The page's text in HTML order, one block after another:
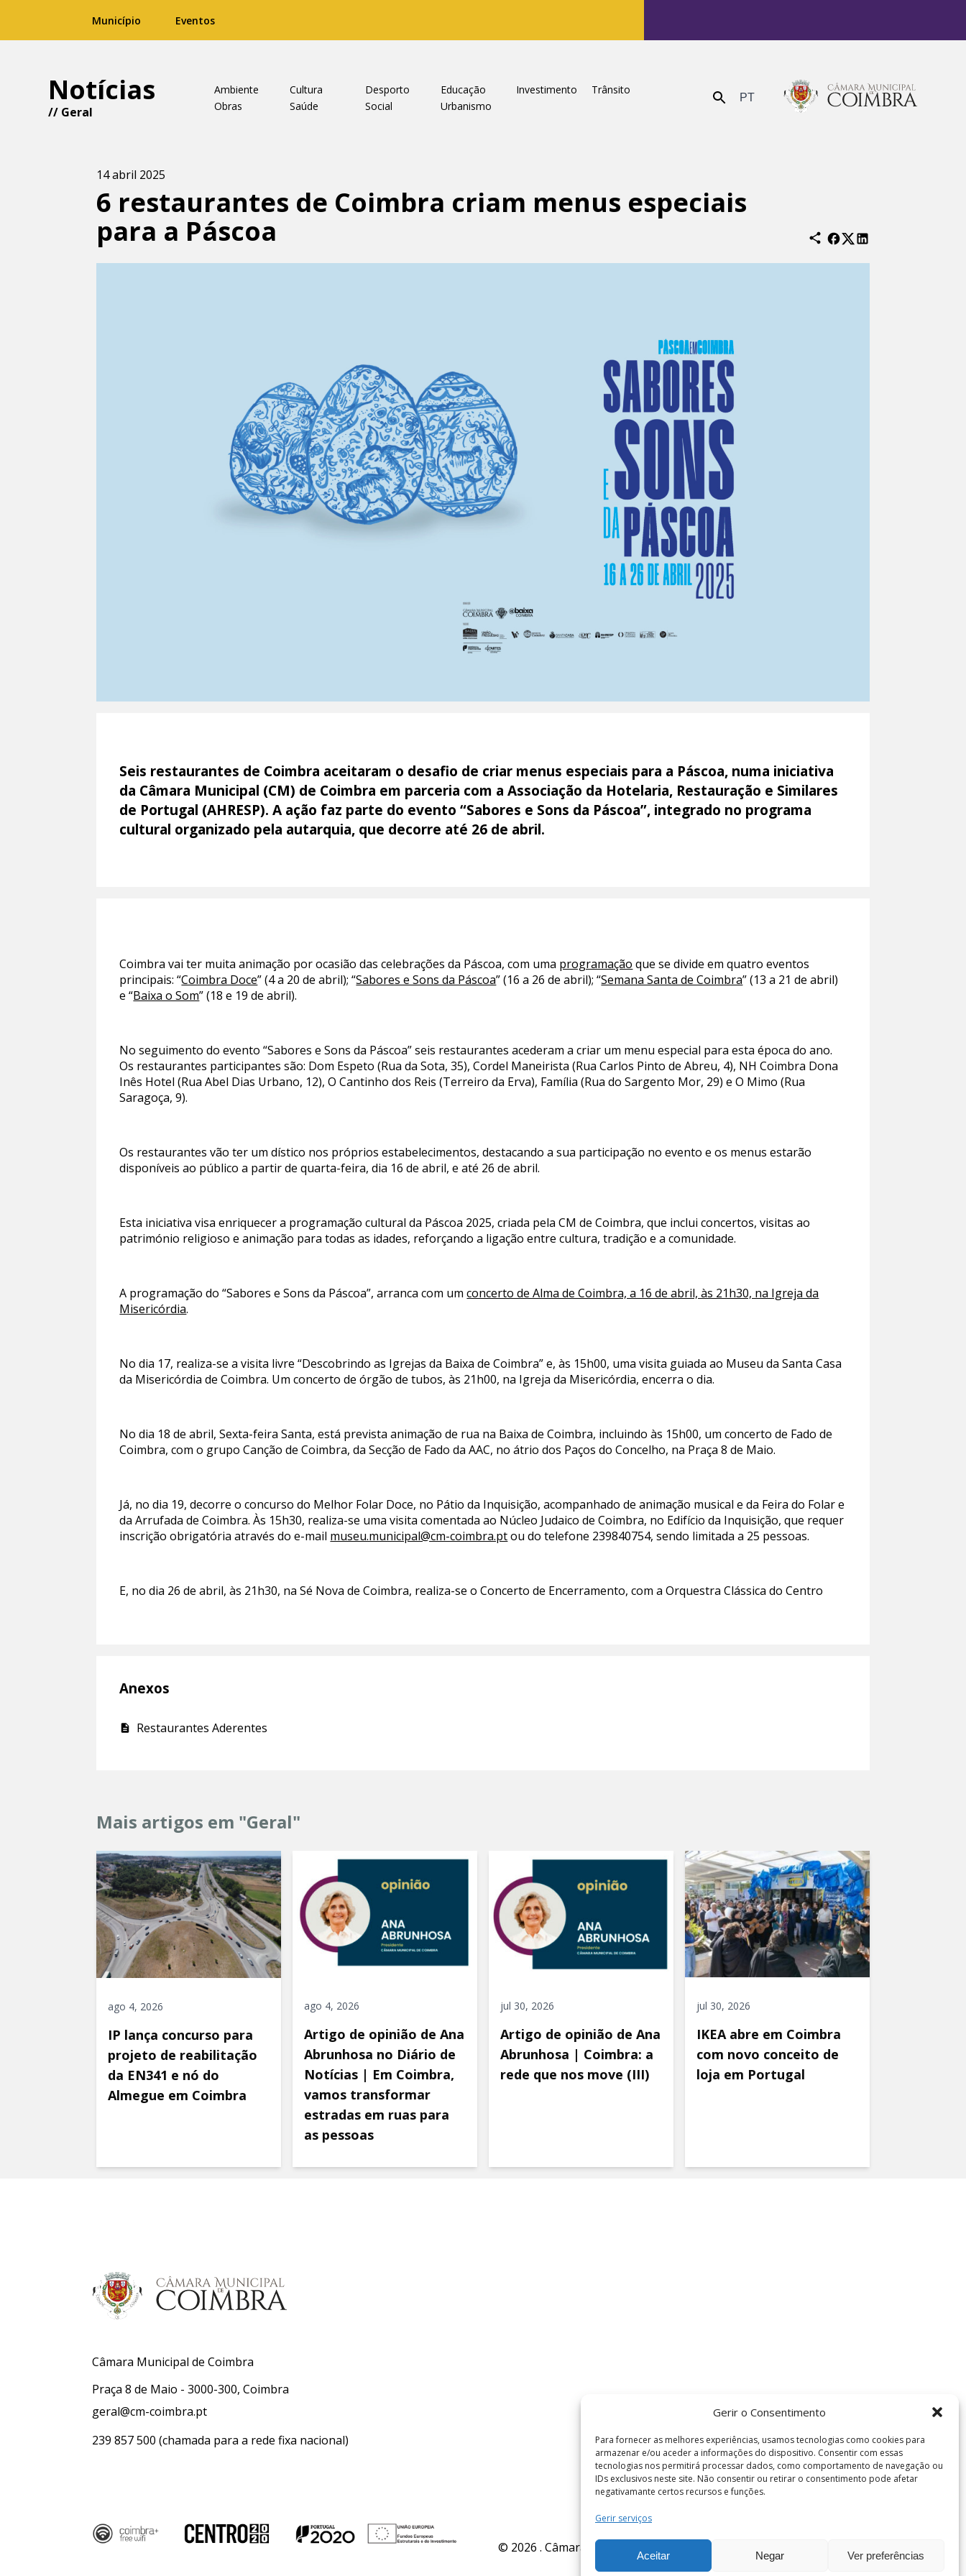
Gerir o Consentimento
Para fornecer as melhores experiências, usamos tecnologias como cookies para
armazenar e/ou aceder a informações do dispositivo. Consentir com essas
tecnologias nos permitirá processar dados, como comportamento de navegação ou
IDs exclusivos neste site. Não consentir ou retirar o consentimento pode afetar
negativamante certos recursos e funções.
Gerir serviços
Aceitar Negar Ver preferências
Município Eventos
Notícias
// Geral
Ambiente Cultura Desporto Educação Investimento
Trânsito
Obras
Saúde Social Urbanismo Enviar PT
14 abril 2025
6 restaurantes de Coimbra criam menus especiais
para a Páscoa
Seis restaurantes de Coimbra aceitaram o desafio de criar menus especiais para a Páscoa, numa iniciativa
da Câmara Municipal (CM) de Coimbra em parceria com a Associação da Hotelaria, Restauração e Similares
de Portugal (AHRESP). A ação faz parte do evento “Sabores e Sons da Páscoa”, integrado no programa
cultural organizado pela autarquia, que decorre até 26 de abril.
Coimbra vai ter muita animação por ocasião das celebrações da Páscoa, com uma programação que se divide em quatro eventos
principais: “Coimbra Doce” (4 a 20 de abril); “Sabores e Sons da Páscoa” (16 a 26 de abril); “Semana Santa de Coimbra” (13 a 21 de abril)
e “Baixa o Som” (18 e 19 de abril).
No seguimento do evento “Sabores e Sons da Páscoa” seis restaurantes acederam a criar um menu especial para esta época do ano.
Os restaurantes participantes são: Dom Espeto (Rua da Sota, 35), Cordel Maneirista (Rua Carlos Pinto de Abreu, 4), NH Coimbra Dona
Inês Hotel (Rua Abel Dias Urbano, 12), O Cantinho dos Reis (Terreiro da Erva), Família (Rua do Sargento Mor, 29) e O Mimo (Rua
Saragoça, 9).
Os restaurantes vão ter um dístico nos próprios estabelecimentos, destacando a sua participação no evento e os menus estarão
disponíveis ao público a partir de quarta-feira, dia 16 de abril, e até 26 de abril.
Esta iniciativa visa enriquecer a programação cultural da Páscoa 2025, criada pela CM de Coimbra, que inclui concertos, visitas ao
património religioso e animação para todas as idades, reforçando a ligação entre cultura, tradição e a comunidade.
A programação do “Sabores e Sons da Páscoa”, arranca com umconcerto de Alma de Coimbra, a 16 de abril, às 21h30, na Igreja da
Misericórdia.
No dia 17, realiza-se a visita livre “Descobrindo as Igrejas da Baixa de Coimbra” e, às 15h00, uma visita guiada ao Museu da Santa Casa
da Misericórdia de Coimbra. Um concerto de órgão de tubos, às 21h00, na Igreja da Misericórdia, encerra o dia.
No dia 18 de abril, Sexta-feira Santa, está prevista animação de rua na Baixa de Coimbra, incluindo às 15h00, um concerto de Fado de
Coimbra, com o grupo Canção de Coimbra, da Secção de Fado da AAC, no átrio dos Paços do Concelho, na Praça 8 de Maio.
Já, no dia 19, decorre o concurso do Melhor Folar Doce, no Pátio da Inquisição, acompanhado de animação musical e da Feira do Folar e
da Arrufada de Coimbra. Às 15h30, realiza-se uma visita comentada ao Núcleo Judaico de Coimbra, no Edifício da Inquisição, que requer
inscrição obrigatória através do e-mail museu.municipal@cm-coimbra.ptou do telefone 239840754, sendo limitada a 25 pessoas.
E, no dia 26 de abril, às 21h30, na Sé Nova de Coimbra, realiza-se o Concerto de Encerramento, com a Orquestra Clássica do Centro
Anexos
Restaurantes Aderentes
Mais artigos em "Geral"
ago 4, 2026
IP lança concurso para
projeto de reabilitação
da EN341 e nó do
Almegue em Coimbra
ago 4, 2026
Artigo de opinião de Ana
Abrunhosa no Diário de
Notícias | Em Coimbra,
vamos transformar
estradas em ruas para
as pessoas
jul 30, 2026
Artigo de opinião de Ana
Abrunhosa | Coimbra: a
rede que nos move (III)
jul 30, 2026
IKEA abre em Coimbra
com novo conceito de
loja em Portugal
Câmara Municipal de Coimbra
Praça 8 de Maio - 3000-300, Coimbra
geral@cm-coimbra.pt
239 857 500 (chamada para a rede fixa nacional)
© 2026 . Câmara Municipal de Coimbra . Todos os direitos reservados.